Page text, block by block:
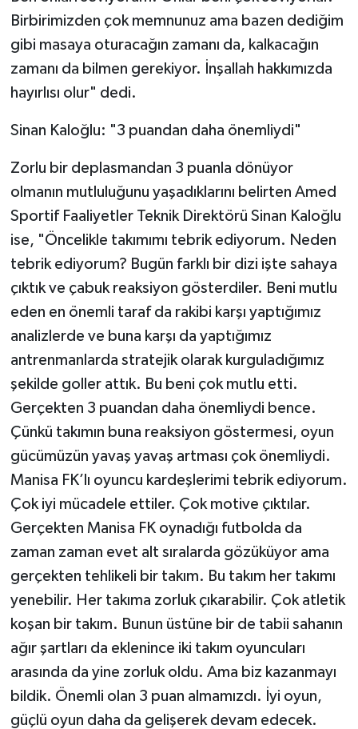
Birbirimizden çok memnunuz ama bazen dediğim
gibi masaya oturacağın zamanı da, kalkacağın
zamanı da bilmen gerekiyor. İnşallah hakkımızda
hayırlısı olur" dedi.
Sinan Kaloğlu: "3 puandan daha önemliydi"
Zorlu bir deplasmandan 3 puanla dönüyor
olmanın mutluluğunu yaşadıklarını belirten Amed
Sportif Faaliyetler Teknik Direktörü Sinan Kaloğlu
ise, "Öncelikle takımımı tebrik ediyorum. Neden
tebrik ediyorum? Bugün farklı bir dizi işte sahaya
çıktık ve çabuk reaksiyon gösterdiler. Beni mutlu
eden en önemli taraf da rakibi karşı yaptığımız
analizlerde ve buna karşı da yaptığımız
antrenmanlarda stratejik olarak kurguladığımız
şekilde goller attık. Bu beni çok mutlu etti.
Gerçekten 3 puandan daha önemliydi bence.
Çünkü takımın buna reaksiyon göstermesi, oyun
gücümüzün yavaş yavaş artması çok önemliydi.
Manisa FK’lı oyuncu kardeşlerimi tebrik ediyorum.
Çok iyi mücadele ettiler. Çok motive çıktılar.
Gerçekten Manisa FK oynadığı futbolda da
zaman zaman evet alt sıralarda gözüküyor ama
gerçekten tehlikeli bir takım. Bu takım her takımı
yenebilir. Her takıma zorluk çıkarabilir. Çok atletik
koşan bir takım. Bunun üstüne bir de tabii sahanın
ağır şartları da eklenince iki takım oyuncuları
arasında da yine zorluk oldu. Ama biz kazanmayı
bildik. Önemli olan 3 puan almamızdı. İyi oyun,
güçlü oyun daha da gelişerek devam edecek.